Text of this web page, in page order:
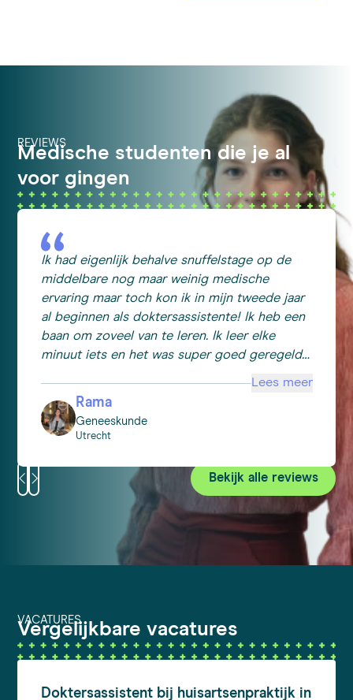
REVIEWS
Medische studenten die je al
voor gingen
Ik had eigenlijk behalve snuffelstage op de
middelbare nog maar weinig medische
ervaring maar toch kon ik in mijn tweede jaar
al beginnen als doktersassistente! Ik heb een
baan om zoveel van te leren. Ik leer elke
minuut iets en het was super goed geregeld
Lees meer
Rama
Geneeskunde
Utrecht
Bekijk alle reviews
VACATURES
Vergelijkbare vacatures
Doktersassistentbij huisartsenpraktijk in